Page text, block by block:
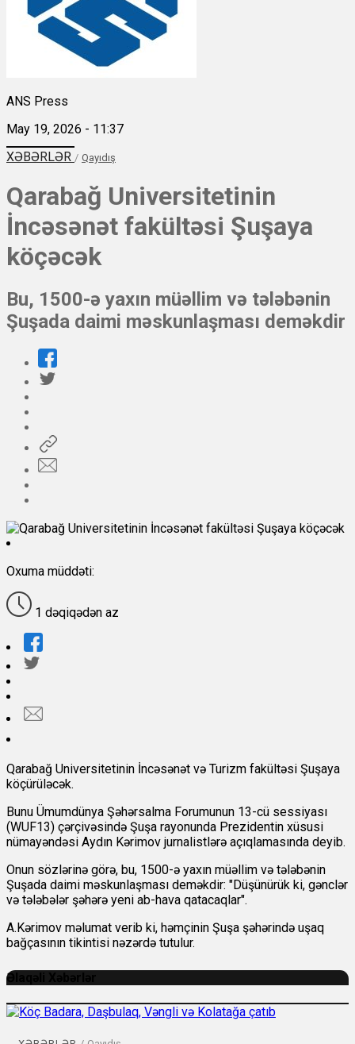
ANS Press
May 19, 2026 - 11:37
XƏBƏRLƏR / Qayıdış
Qarabağ Universitetinin
İncəsənət fakültəsi Şuşaya
köçəcək
Bu, 1500-ə yaxın müəllim və tələbənin
Şuşada daimi məskunlaşması deməkdir
Oxuma müddəti:
1 dəqiqədən az
Qarabağ Universitetinin İncəsənət və Turizm fakültəsi Şuşaya
köçürüləcək.
Bunu Ümumdünya Şəhərsalma Forumunun 13-cü sessiyası
(WUF13) çərçivəsində Şuşa rayonunda Prezidentin xüsusi
nümayəndəsi Aydın Kərimov jurnalistlərə açıqlamasında deyib.
Onun sözlərinə görə, bu, 1500-ə yaxın müəllim və tələbənin
Şuşada daimi məskunlaşması deməkdir: "Düşünürük ki, gənclər
və tələbələr şəhərə yeni ab-hava qatacaqlar".
A.Kərimov məlumat verib ki, həmçinin Şuşa şəhərində uşaq
bağçasının tikintisi nəzərdə tutulur.
Əlaqəli Xəbərlər